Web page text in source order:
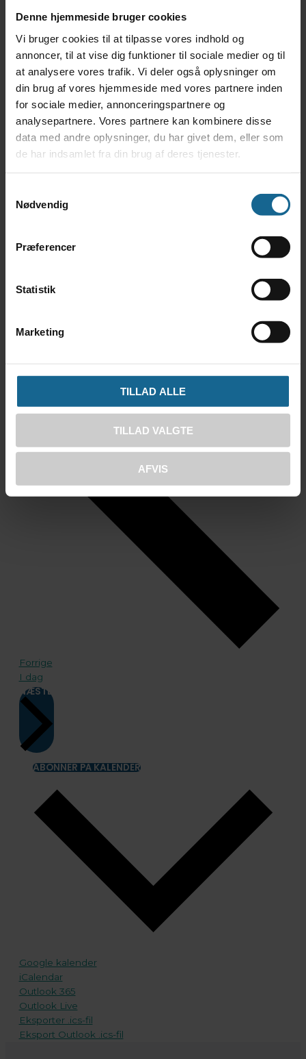
Denne hjemmeside bruger cookies
Vi bruger cookies til at tilpasse vores indhold og
annoncer, til at vise dig funktioner til sociale medier og til
at analysere vores trafik. Vi deler også oplysninger om
din brug af vores hjemmeside med vores partnere inden
for sociale medier, annonceringspartnere og
analysepartnere. Vores partnere kan kombinere disse
data med andre oplysninger, du har givet dem, eller som
de har indsamlet fra din brug af deres tjenester.
Nødvendig
Præferencer
Statistik
Marketing
TILLAD ALLE
TILLAD VALGTE
AFVIS
Grarup Allstars
17. september kl. 20:00
oktober 2026
tors1
Jan Harbeck Quartet
Arne Würgler
15. oktober kl. 20:00-22:00
Sisters of Mercy
22. oktober kl. 20:00
ForrigeBegivenheder
I dag
NÆSTE
ABONNER PÅ KALENDER
Google kalender
iCalendar
Outlook 365
Outlook Live
Eksporter .ics-fil
Eksport Outlook .ics-fil